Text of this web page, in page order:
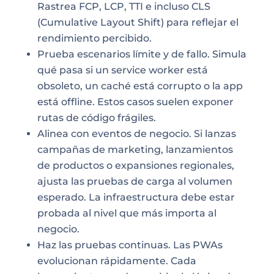
Rastrea FCP, LCP, TTI e incluso CLS
(Cumulative Layout Shift) para reflejar el
rendimiento percibido.
Prueba escenarios límite y de fallo. Simula
qué pasa si un service worker está
obsoleto, un caché está corrupto o la app
está offline. Estos casos suelen exponer
rutas de código frágiles.
Alinea con eventos de negocio. Si lanzas
campañas de marketing, lanzamientos
de productos o expansiones regionales,
ajusta las pruebas de carga al volumen
esperado. La infraestructura debe estar
probada al nivel que más importa al
negocio.
Haz las pruebas continuas. Las PWAs
evolucionan rápidamente. Cada